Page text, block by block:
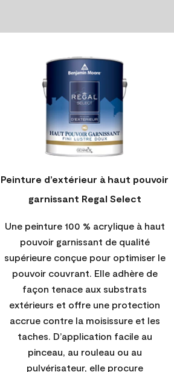
Peinture d’extérieur à haut pouvoir
garnissant Regal Select
Une peinture 100 % acrylique à haut
pouvoir garnissant de qualité
supérieure conçue pour optimiser le
pouvoir couvrant. Elle adhère de
façon tenace aux substrats
extérieurs et offre une protection
accrue contre la moisissure et les
taches. D’application facile au
pinceau, au rouleau ou au
pulvérisateur, elle procure